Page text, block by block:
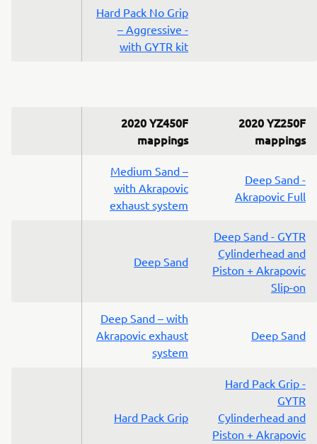
Hard Pack No Grip
– Aggressive -
with GYTR kit
2020 YZ450F
mappings
2020 YZ250F
mappings
Medium Sand –
with Akrapovic
exhaust system
Deep Sand -
Akrapovic Full
Deep Sand
Deep Sand - GYTR
Cylinderhead and
Piston + Akrapovic
Slip-on
Deep Sand – with
Akrapovic exhaust
system
Deep Sand
Hard Pack Grip
Hard Pack Grip -
GYTR
Cylinderhead and
Piston + Akrapovic